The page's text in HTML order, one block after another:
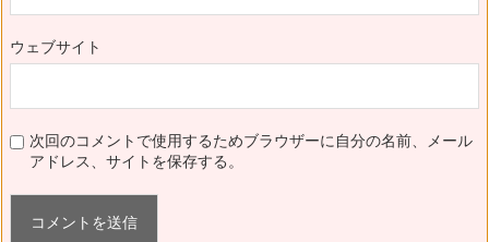
ウェブサイト
次回のコメントで使用するためブラウザーに自分の名前、メール
アドレス、サイトを保存する。